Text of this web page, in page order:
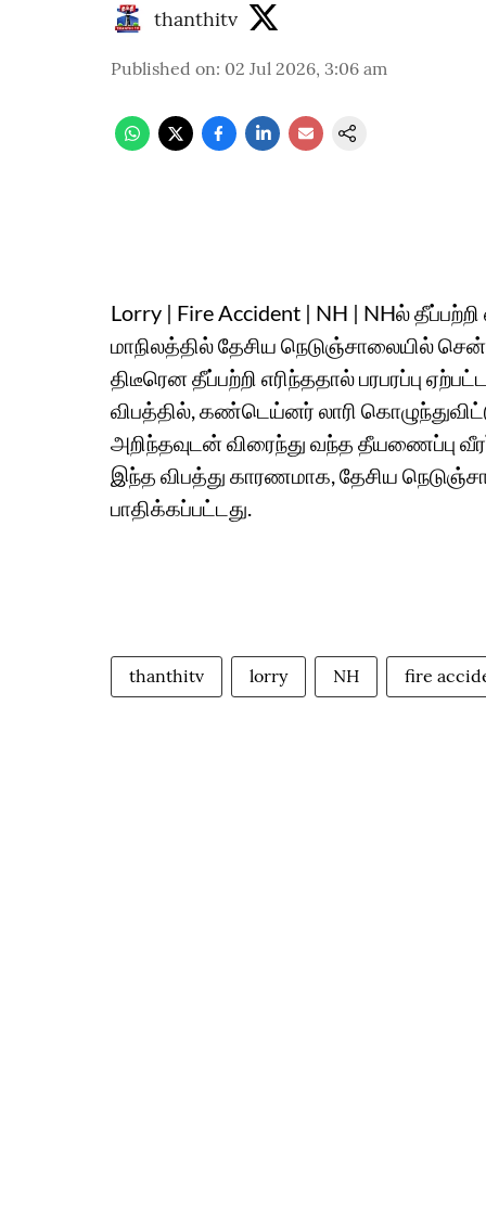
thanthitv
Published on: 02 Jul 2026, 3:06 am
Lorry | Fire Accident | NH | NHல்
மாநிலத்தில் தேசிய நெடுஞ்சாலையில்
திடீரென தீப்பற்றி எரிந்ததால் பரபரப்பு
விபத்தில், கண்டெய்னர் லாரி
அறிந்தவுடன் விரைந்து வந்த தீயணைப்பு
இந்த விபத்து காரணமாக, தேசிய
பாதிக்கப்பட்டது.
thanthitv lorry NH fire